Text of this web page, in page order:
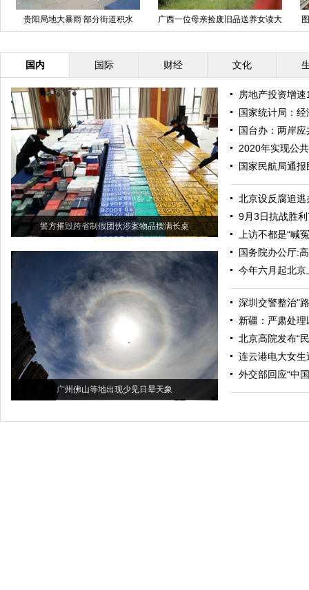
贵阳局地大暴雨 部分街道积水
广西一位母亲捡废旧品送养女读大
学
国内 国际 财经 文化
警方摧毁跨省制假团伙涉案物品摆满长桌
广州佛山等地出现少见日晕天象
房地产投资增
国家统计局：
国台办：两岸
2020年实现公
国家民航局通
北京设反腐追逃
9月3日抗战胜
上访不都是“喊
国务院办公厅:
今年六月起北
深圳交警整治"
新疆：严肃处
北京高院发布“
连云港电大女
外交部回应“中